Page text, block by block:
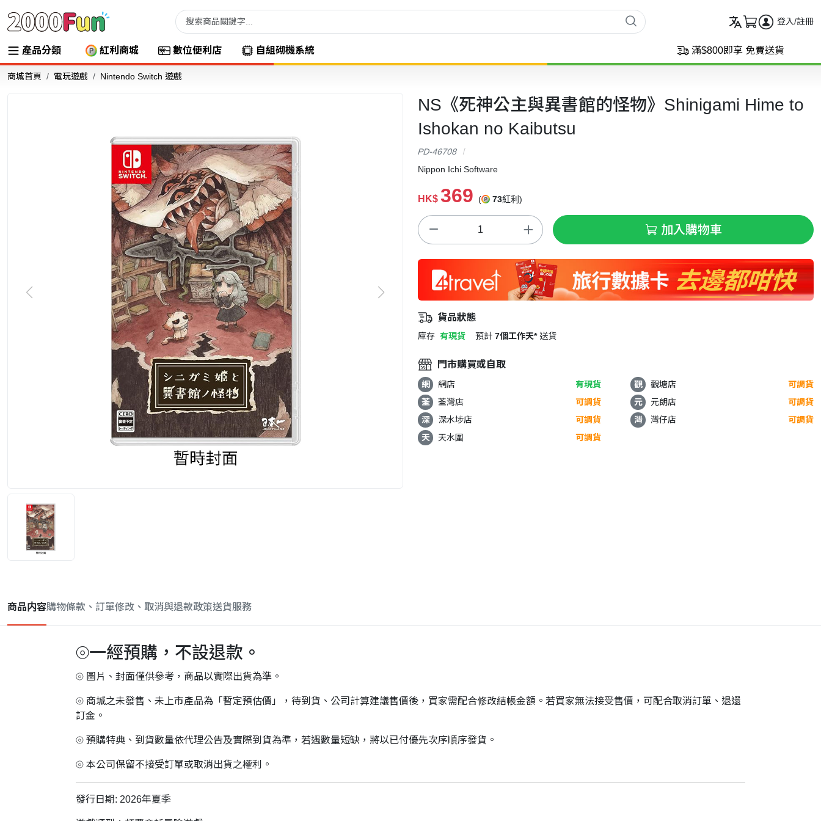
登入/註冊
產品分類 紅利商城 數位便利店 自組砌機系統 滿$800即享 免費送貨
商城首頁 電玩遊戲 Nintendo Switch 遊戲
NS《死神公主與異書館的怪物》Shinigami Hime to
Ishokan no Kaibutsu
PD-46708
Nippon Ichi Software
HK$ 369 ( 73紅利)
加入購物車
貨品狀態
庫存 有現貨 預計 7個工作天* 送貨
門市購買或自取
網 網店 有現貨 觀 觀塘店
可調貨
荃
荃灣店 可調貨 元 元朗店
可調貨
深
深水埗店 可調貨 灣 灣仔店
可調貨
天
天水圍 可調貨
商品内容購物條款、訂單修改、取消與退款政策送貨服務
⦾一經預購，不設退款。
⦾ 圖片、封面僅供參考，商品以實際出貨為準。
⦾ 商城之未發售、未上市產品為「暫定預估價」，待到貨、公司計算建議售價後，買家需配合修改結帳金額。若買家無法接受售價，可配合取消訂單、退還
訂金。
⦾ 預購特典、到貨數量依代理公告及實際到貨為準，若遇數量短缺，將以已付優先次序順序發貨。
⦾ 本公司保留不接受訂單或取消出貨之權利。
發行日期: 2026年夏季